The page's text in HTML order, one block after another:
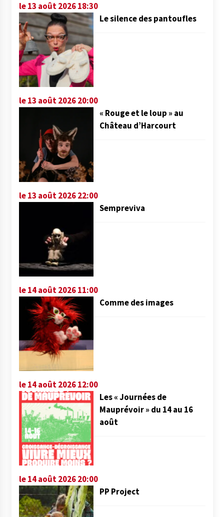
le 13 août 2026 18:30
Le silence des pantoufles
le 13 août 2026 20:00
« Rouge et le loup » au
Château d’Harcourt
le 13 août 2026 22:00
Sempreviva
le 14 août 2026 11:00
Comme des images
le 14 août 2026 12:00
Les « Journées de
Mauprévoir » du 14 au 16
août
le 14 août 2026 20:00
PP Project